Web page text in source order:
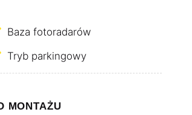
Baza fotoradarów
Tryb parkingowy
MONTAŻU